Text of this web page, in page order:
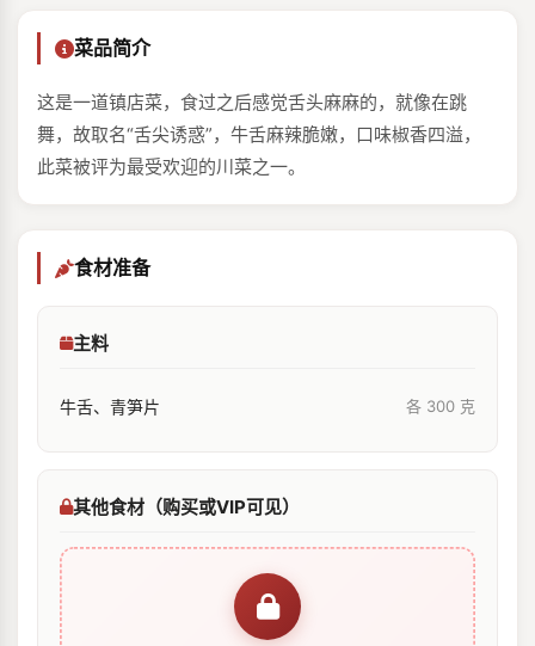
菜品简介
这是一道镇店菜，食过之后感觉舌头麻麻的，就像在跳
舞，故取名“舌尖诱惑”，牛舌麻辣脆嫩，口味椒香四溢，
此菜被评为最受欢迎的川菜之一。
食材准备
主料
牛舌、青笋片 各 300 克
其他食材（购买或VIP可见）